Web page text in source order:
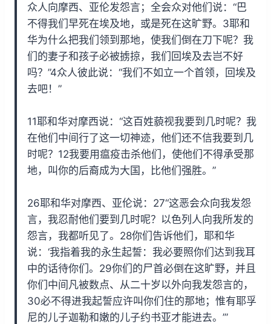
众人向摩西、亚伦发怨言；全会众对他们说：“巴
不得我们早死在埃及地，或是死在这旷野。3耶和
华为什么把我们领到那地，使我们倒在刀下呢？我
们的妻子和孩子必被掳掠，我们回埃及去岂不好
吗？”4众人彼此说：“我们不如立一个首领，回埃及
去吧！”
11耶和华对摩西说：“这百姓藐视我要到几时呢？我
在他们中间行了这一切神迹，他们还不信我要到几
时呢？12我要用瘟疫击杀他们，使他们不得承受那
地，叫你的后裔成为大国，比他们强胜。”
26耶和华对摩西、亚伦说：27“这恶会众向我发怨
言，我忍耐他们要到几时呢？以色列人向我所发的
怨言，我都听见了。28你们告诉他们，耶和华
说：‘我指着我的永生起誓：我必要照你们达到我耳
中的话待你们。29你们的尸首必倒在这旷野，并且
你们中间凡被数点、从二十岁以外向我发怨言的，
30必不得进我起誓应许叫你们住的那地；惟有耶孚
尼的儿子迦勒和嫩的儿子约书亚才能进去。’”